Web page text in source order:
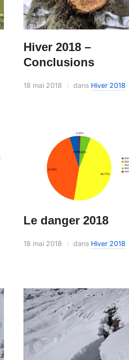
Hiver 2018 –
Conclusions
18 mai 2018 dans Hiver 2018
Le danger 2018
18 mai 2018 dans Hiver 2018